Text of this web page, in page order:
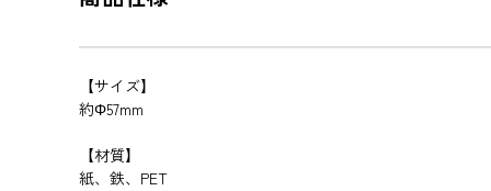
【サイズ】
約Φ57mm
【材質】
紙、鉄、PET